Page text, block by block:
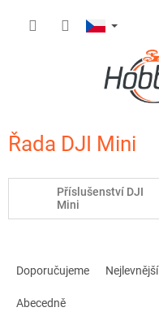
Řada DJI Mini
Příslušenství DJI
Mini
Doporučujeme Nejlevnější
Abecedně